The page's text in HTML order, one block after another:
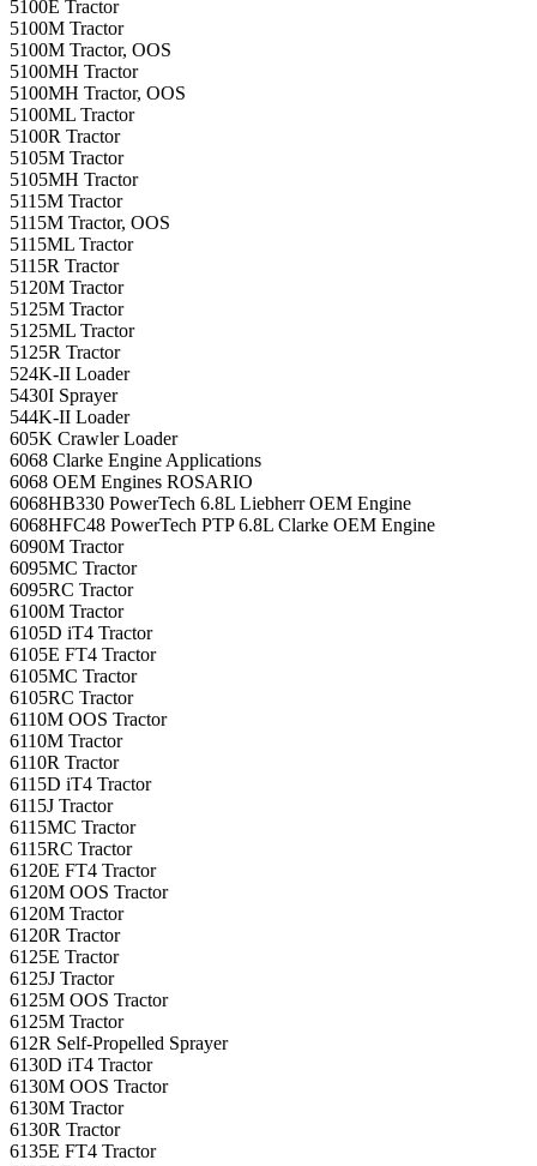
5100E Tractor
5100M Tractor
5100M Tractor, OOS
5100MH Tractor
5100MH Tractor, OOS
5100ML Tractor
5100R Tractor
5105M Tractor
5105MH Tractor
5115M Tractor
5115M Tractor, OOS
5115ML Tractor
5115R Tractor
5120M Tractor
5125M Tractor
5125ML Tractor
5125R Tractor
524K-II Loader
5430I Sprayer
544K-II Loader
605K Crawler Loader
6068 Clarke Engine Applications
6068 OEM Engines ROSARIO
6068HB330 PowerTech 6.8L Liebherr OEM Engine
6068HFC48 PowerTech PTP 6.8L Clarke OEM Engine
6090M Tractor
6095MC Tractor
6095RC Tractor
6100M Tractor
6105D iT4 Tractor
6105E FT4 Tractor
6105MC Tractor
6105RC Tractor
6110M OOS Tractor
6110M Tractor
6110R Tractor
6115D iT4 Tractor
6115J Tractor
6115MC Tractor
6115RC Tractor
6120E FT4 Tractor
6120M OOS Tractor
6120M Tractor
6120R Tractor
6125E Tractor
6125J Tractor
6125M OOS Tractor
6125M Tractor
612R Self-Propelled Sprayer
6130D iT4 Tractor
6130M OOS Tractor
6130M Tractor
6130R Tractor
6135E FT4 Tractor